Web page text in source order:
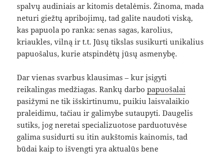
spalvų audiniais ar kitomis detalėmis. Žinoma, mada
neturi giežtų apribojimų, tad galite naudoti viską,
kas papuola po ranka: senas sagas, karolius,
kriaukles, vilną ir t.t. Jūsų tikslas susikurti unikalius
papuošalus, kurie atspindėtų jūsų asmenybę.
Dar vienas svarbus klausimas – kur įsigyti
reikalingas medžiagas. Rankų darbopapuošalai
pasižymi ne tik išskirtinumu, puikiu laisvalaikio
praleidimu, tačiau ir galimybe sutaupyti. Daugelis
sutiks, jog neretai specializuotose parduotuvėse
galima susidurti su itin aukštomis kainomis, tad
būdai kaip to išvengti yra aktualūs bene